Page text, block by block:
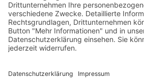
©Weingut Goger
Datenschutz